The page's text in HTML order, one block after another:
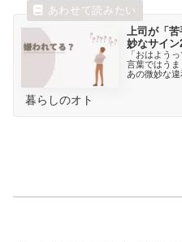
上司が「
妙なサイ
「おはよう
言葉ではう
あの微妙な
暮らしのオト